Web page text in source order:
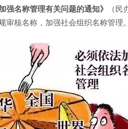
境外
社会企业
强名称管理有关问题的通知》
（
审核名称，加强社会组织名称管理。